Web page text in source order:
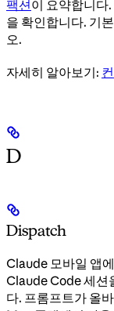
팩션이 요약합니다.
을 확인합니다. 기
오.
자세히 알아보기:
D
Dispatch
Claude 모바일 앱
Claude Code 세션
다. 프롬프트가 올